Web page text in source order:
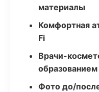
материалы
Комфортная
Fi
Врачи-
образованием
Фото до/